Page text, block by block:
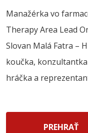
Manažérka vo
Therapy Area Lead
Slovan Malá Fatra –
koučka,
hráčka a
PREHRAŤ